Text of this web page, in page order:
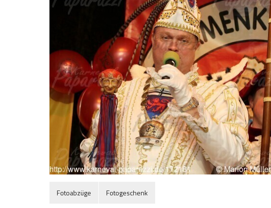
Fotoabzüge Fotogeschenk